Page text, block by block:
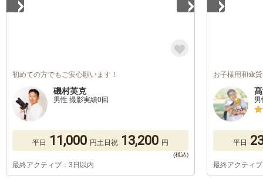
初めての方でもご安心願います！
磯村英克
男性 撮影実績0回
平日 11,000 円土日祝 13,200 円
最終アクティブ：3日以内
お子様用和傘
平日
最終アクティ